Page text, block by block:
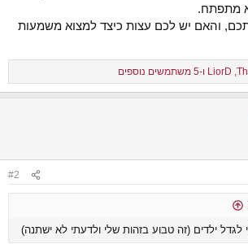
מתפתח.
והאם יש לכם עצות כיצד למצוא משמעות
LiorD ו-5 משתמשים נוספים
#2
לגדל ילדים (זה טבוע בזהות שלי ולדעתי לא ישתנה)